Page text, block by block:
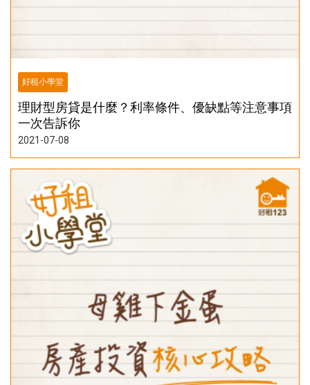
好租小學堂
理財型房貸是什麼？利率條件、優缺點等注意事項
一次告訴你
2021-07-08